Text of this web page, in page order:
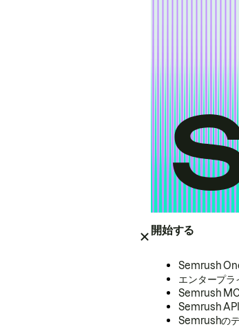
開始する
Semrush
エンタープラ
Semrush
Semrush API
Semrushの